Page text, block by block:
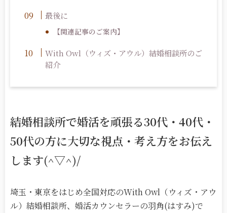
最後に
【関連記事のご案内】
With Owl（ウィズ・アウル）結婚相談所のご
紹介
結婚相談所で婚活を頑張る30代・40代・
50代の方に大切な視点・考え方をお伝え
します(^▽^)/
埼玉・東京をはじめ全国対応のWith Owl（ウィズ・アウ
ル）結婚相談所、婚活カウンセラーの羽角(はすみ)で